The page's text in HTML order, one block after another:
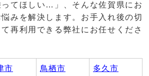
ってほしい…」、そんな佐賀県にお
みを解決します。お手入れ後の切
再利用できる弊社にお任せくださ
市 鳥栖市 多久市